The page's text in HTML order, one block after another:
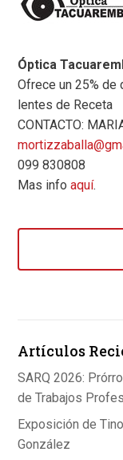
Óptica
Ofrece un 25%
lentes de Receta
CONTACTO:
099 830808
Mas infoaquí.
Artículos
SARQ 2026:
de Trabajos
Exposición de
González